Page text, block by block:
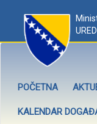
POČETNA
KALENDAR